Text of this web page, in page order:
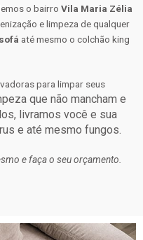
o bairro Vila Maria Zélia
e limpeza de qualquer
sofá até mesmo o colchão king
para limpar seus
que não mancham e
livramos você e sua
e até mesmo fungos.
e faça o seu orçamento.